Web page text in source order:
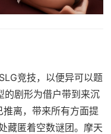
竞技，以便异可以题
的剧形为借户带到来沉
离，带来所有方面提
藏匿着空数谜团。摩天